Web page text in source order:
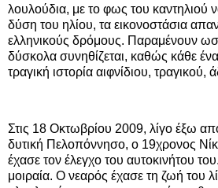
λουλούδια, με το φως του καντηλιού
δύση του ηλίου, τα εικονοστάσια
ελληνικούς δρόμους. Παραμένουν
δύσκολα συνηθίζεται, καθώς κάθε
τραγική ιστορία αιφνίδιου, τραγικού,
Στις 18 Οκτωβρίου 2009, λίγο έξω
δυτική Πελοπόννησο, ο 19χρονος
έχασε τον έλεγχο του αυτοκινήτου
μοιραία. Ο νεαρός έχασε τη ζωή του